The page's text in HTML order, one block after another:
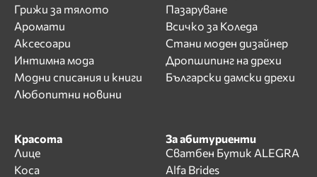
Грижи за тялото
Аромати
Аксесоари
Интимна мода
Модни списания и книги
Любопитни новини
Пазаруване
Всичко за Коледа
Стани моден дизайнер
Дропшипинг на дрехи
Български дамски дрехи
Красота
Лице
Коса
За абитуриенти
Сватбен Бутик ALEGRA
Alfa Brides